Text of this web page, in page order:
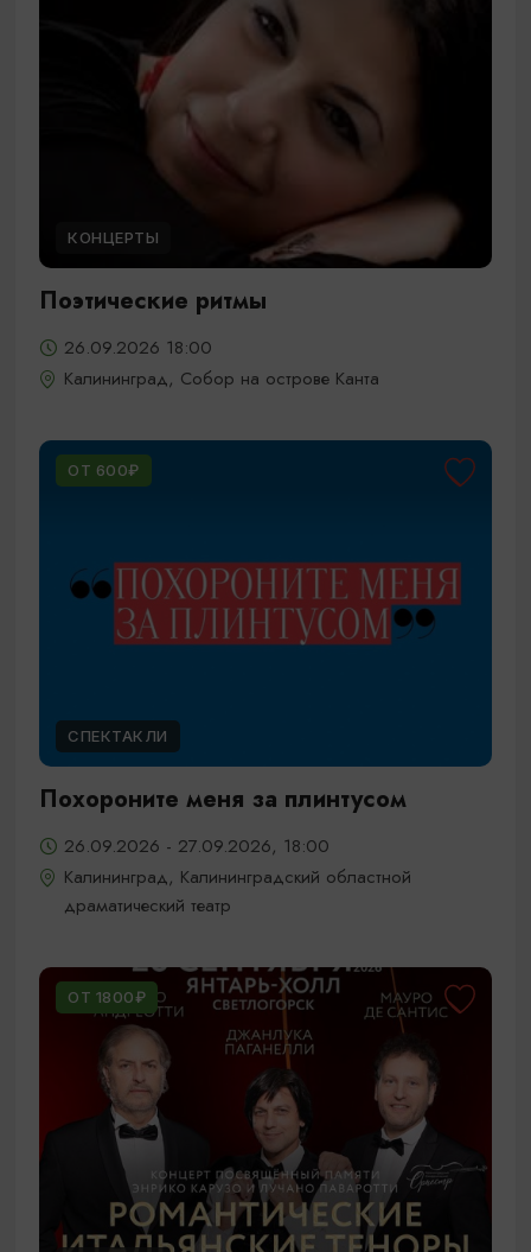
КОНЦЕРТЫ
Поэтические ритмы
26.09.2026 18:00
Калининград, Собор на острове Канта
ОТ 600₽
СПЕКТАКЛИ
Похороните меня за плинтусом
26.09.2026 - 27.09.2026, 18:00
Калининград, Калининградский областной
драматический театр
ОТ 1800₽